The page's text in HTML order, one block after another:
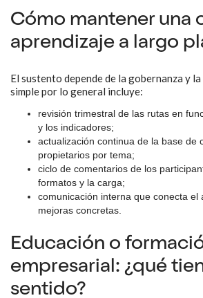
Cómo mantener una
aprendizaje a largo
El sustento depende de la gobernanza y
simple por lo general incluye:
revisión trimestral de las rutas en
y los indicadores;
actualización continua de la base de
propietarios por tema;
ciclo de comentarios de los
formatos y la carga;
comunicación interna que conecta el
mejoras concretas.
Educación o
empresarial: ¿qué
sentido?